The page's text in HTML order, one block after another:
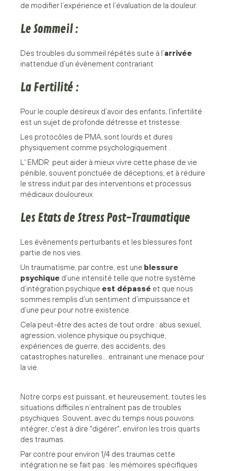
de modifier l’expérience et l’évaluation de la douleur.
Le Sommeil :
Des troubles du sommeil répétés suite à l’arrivée
inattendue d’un évènement contrariant
La Fertilité :
Pour le couple désireux d’avoir des enfants, l’infertilité
est un sujet de profonde détresse et tristesse.
Les protocôles de PMA, sont lourds et dures
physiquement comme psychologiquement .
L' EMDR peut aider à mieux vivre cette phase de vie
pénible, souvent ponctuée de déceptions, et à réduire
le stress induit par des interventions et processus
médicaux douloureux
Les Etats de Stress Post-Traumatique
Les évènements perturbants et les blessures font
partie de nos vies.
Un traumatisme, par contre, est une blessure
psychique d’une intensité telle que notre système
d’intégration psychique est dépassé et que nous
sommes remplis d’un sentiment d’impuissance et
d’une peur pour notre existence.
Cela peut-être des actes de tout ordre : abus sexuel,
agression, violence physique ou psychique,
expériences de guerre, des accidents, des
catastrophes naturelles... entrainant une menace pour
la vie.
Notre corps est puissant, et heureusement, toutes les
situations difficiles n’entraînent pas de troubles
psychiques. Souvent, avec du temps nous pouvons
intégrer, c'est à dire "digérer", environ les trois quarts
des traumas.
Par contre pour environ 1/4 des traumas cette
intégration ne se fait pas : les mémoires spécifiques